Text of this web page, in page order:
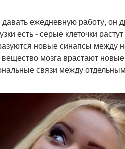
ежедневную работу, он
есть - серые клеточки
новые синапсы между
мозга врастают
связи между